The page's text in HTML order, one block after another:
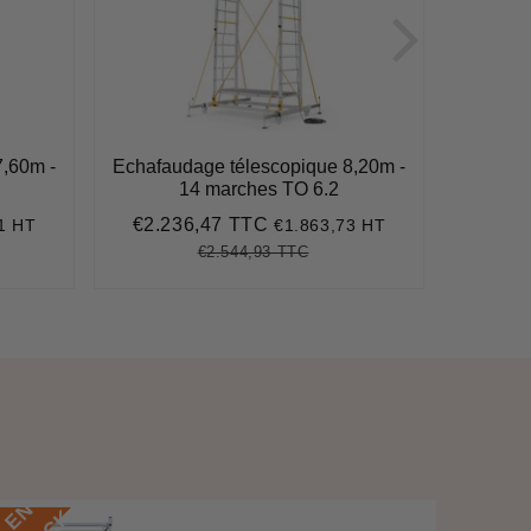
-
HT
Echafaudage télescopique 8,20m -
14 marches TO 6.2
Prix
€2.236,47 TTC€2.236,47
€1.863,73 HT
Prix
€2.544,93 TTC€2.544,93
E
N
S
T
O
C